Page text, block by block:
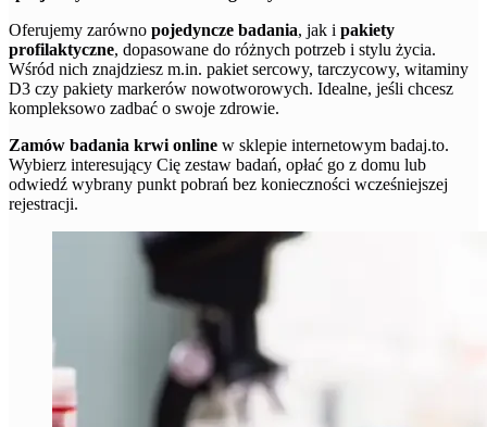
Oferujemy zarówno pojedyncze badania, jak i pakiety
profilaktyczne, dopasowane do różnych potrzeb i stylu życia.
Wśród nich znajdziesz m.in. pakiet sercowy, tarczycowy, witaminy
D3 czy pakiety markerów nowotworowych. Idealne, jeśli chcesz
kompleksowo zadbać o swoje zdrowie.
Zamów badania krwi online w sklepie internetowym badaj.to.
Wybierz interesujący Cię zestaw badań, opłać go z domu lub
odwiedź wybrany punkt pobrań bez konieczności wcześniejszej
rejestracji.